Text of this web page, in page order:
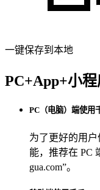
一键保存到本地
PC+App+小
PC（电脑）端使用
为了更好的用
能，推荐在 PC
gua.com”。